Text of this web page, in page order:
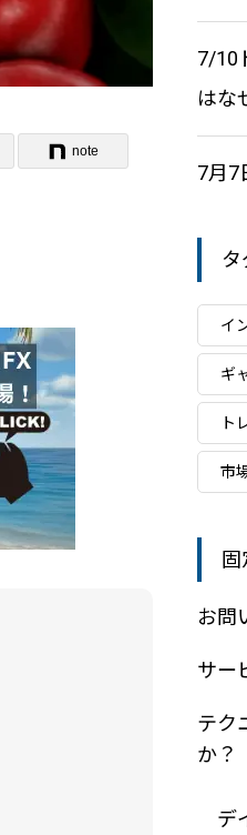
note
7/10
はな
7月7
タ
イ
ギ
ト
市
お問
サー
テク
か？
デ